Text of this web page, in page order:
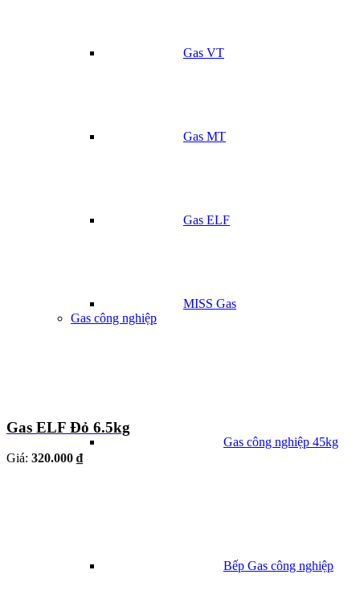
Gas VT
Gas MT
Gas ELF
MISS Gas
Gas công nghiệp
Gas công nghiệp 45kg
Bếp Gas công nghiệp
Gas ELF Đỏ 6.5kg
Giá: 320.000 ₫